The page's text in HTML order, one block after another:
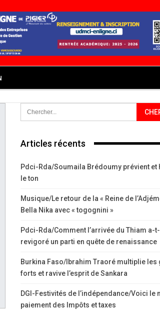
Articles récents
Pdci-Rda/Soumaila Brédoumy prévient et
le ton
Musique/Le retour de la « Reine de
Bella Nika avec « togognini »
Pdci-Rda/Comment l’arrivée du Thiam a-
revigoré un parti en quête de renaissance
Burkina Faso/Ibrahim Traoré multiplie les
forts et ravive l’esprit de Sankara
DGI-Festivités de l’indépendance/Voici le
paiement des Impôts et taxes